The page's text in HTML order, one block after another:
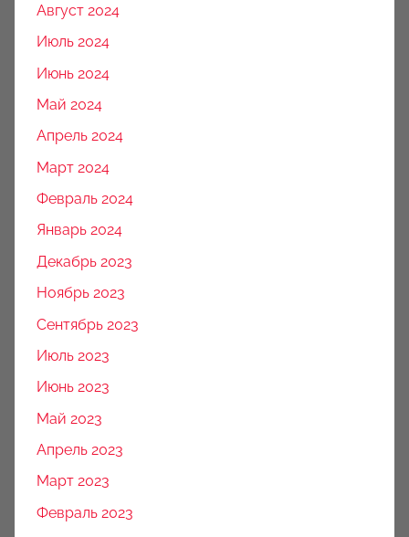
Август 2024
Июль 2024
Июнь 2024
Май 2024
Апрель 2024
Март 2024
Февраль 2024
Январь 2024
Декабрь 2023
Ноябрь 2023
Сентябрь 2023
Июль 2023
Июнь 2023
Май 2023
Апрель 2023
Март 2023
Февраль 2023